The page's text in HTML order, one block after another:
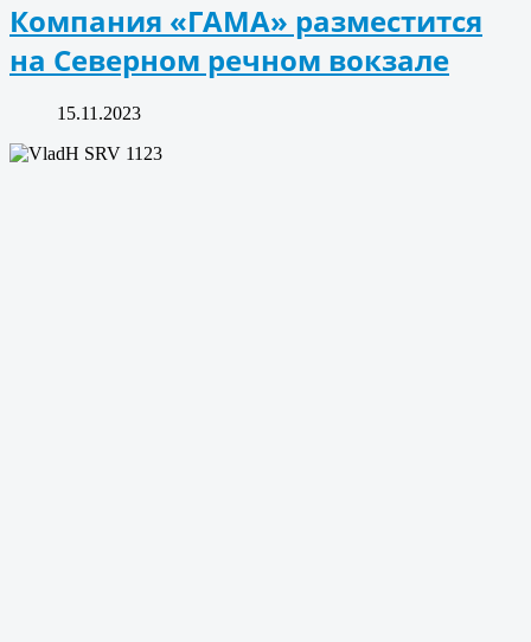
Компания «ГАМА» разместится
на Северном речном вокзале
15.11.2023